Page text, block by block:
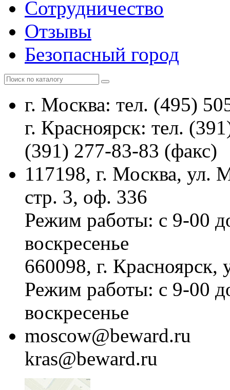
Сотрудничество
Отзывы
Безопасный город
г. Москва: тел. (495)
г. Красноярск: тел.
(391) 277-83-83 (факс)
117198, г. Москва, ул.
стр. 3, оф. 336
Режим работы: с 9-00
воскресенье
660098, г.
Режим работы: с 9-00
воскресенье
moscow@beward.ru
kras@beward.ru